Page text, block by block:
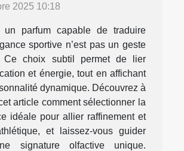
2025 10:18
un parfum capable de traduire
sportive n’est pas un geste
Ce choix subtil permet de lier
et énergie, tout en affichant
dynamique. Découvrez à
article comment sélectionner la
idéale pour allier raffinement et
et laissez-vous guider
signature olfactive unique.